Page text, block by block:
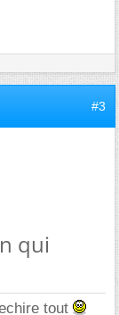
#3
qui
tout